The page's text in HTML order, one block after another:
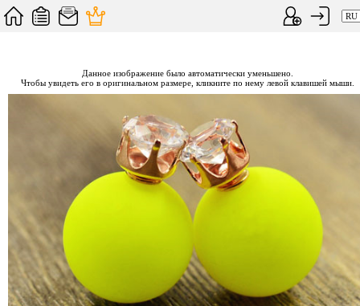
Данное изображение было автоматически уменьшено.
Чтобы увидеть его в оригинальном размере, кликните по нему левой клавишей мыши.